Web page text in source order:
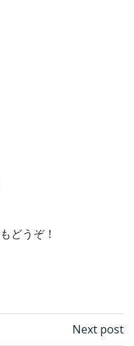
もどうぞ！
Next post